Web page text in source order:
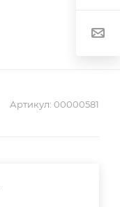
Артикул: 00000581